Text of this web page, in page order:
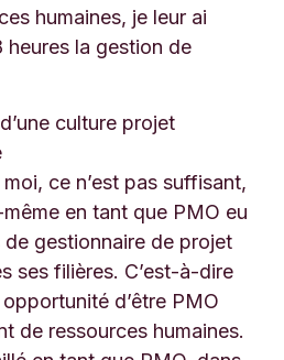
humaines, je leur ai
heures la gestion de
culture projet
ce n’est pas suffisant,
en tant que PMO eu
gestionnaire de projet
ses filières. C’est-à-dire
d’être PMO
de ressources humaines.